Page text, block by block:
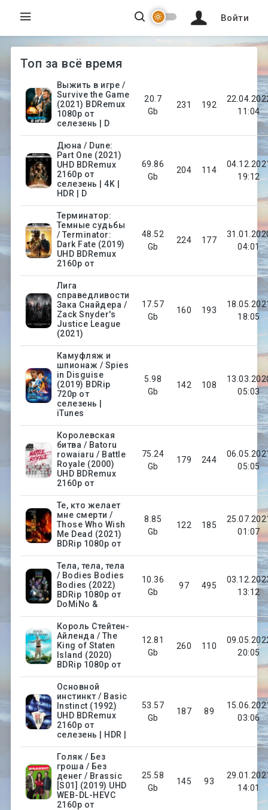
Войти
Топ за всё время
Выжить в игре /
Survive the Game
(2021) BDRemux
1080p от
селезень | D
20.7
Gb
231 192
11:04
Дюна / Dune:
Part One (2021)
UHD BDRemux
2160p от
селезень | 4K |
HDR | D
69.86
Gb
204 114
19:12
Терминатор:
Темные судьбы
/ Terminator:
Dark Fate (2019)
UHD BDRemux
2160p от
48.52
Gb
224 177
04:01
Лига
справедливости
Зака Снайдера /
Zack Snyder's
Justice League
(2021)
17.57
Gb
160 193
18:05
Камуфляж и
шпионаж / Spies
in Disguise
(2019) BDRip
720p от
селезень |
iTunes
5.98
Gb
142 108
05:03
Королевская
битва / Batoru
rowaiaru / Battle
Royale (2000)
UHD BDRemux
2160p от
75.24
Gb
179 244
05:05
Те, кто желает
мне смерти /
Those Who Wish
Me Dead (2021)
BDRip 1080p от
8.85
Gb
122 185
01:07
Тела, тела, тела
/ Bodies Bodies
Bodies (2022)
BDRip 1080p от
DoMiNo &
10.36
Gb
97 495
13:12
Король Стейтен-
Айленда / The
King of Staten
Island (2020)
BDRip 1080p от
12.81
Gb
260 110
20:05
Основной
инстинкт / Basic
Instinct (1992)
UHD BDRemux
2160p от
селезень | HDR |
53.57
Gb
187 89
03:06
Голяк / Без
гроша / Без
денег / Brassic
[S01] (2019) UHD
WEB-DL-HEVC
2160p от
25.58
Gb
145 93
14:01